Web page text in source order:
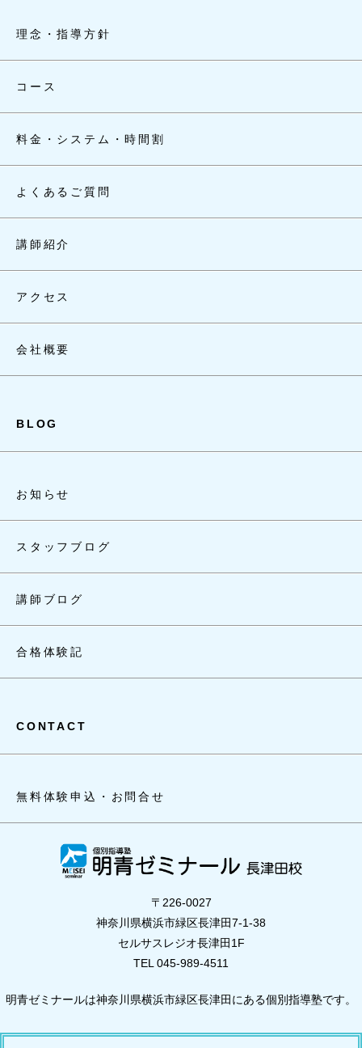
理念・指導方針
コース
料金・システム・時間割
よくあるご質問
講師紹介
アクセス
会社概要
BLOG
お知らせ
スタッフブログ
講師ブログ
合格体験記
CONTACT
無料体験申込・お問合せ
〒226-0027
神奈川県横浜市緑区長津田7-1-38
セルサスレジオ長津田1F
TEL 045-989-4511
明青ゼミナールは神奈川県横浜市緑区長津田にある個別指導塾です。